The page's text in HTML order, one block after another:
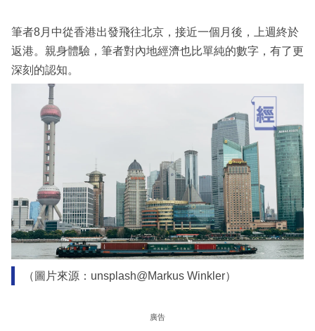
筆者8月中從香港出發飛往北京，接近一個月後，上週終於
返港。親身體驗，筆者對內地經濟也比單純的數字，有了更
深刻的認知。
（圖片來源：unsplash@Markus Winkler）
廣告